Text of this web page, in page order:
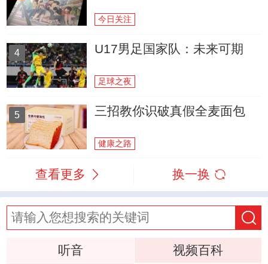
今日关注
4 U17男足国家队：未来可期
足球之夜
5 三招教你识破真假全麦面包
健康之路
查看更多 换一换
听音 视频百科